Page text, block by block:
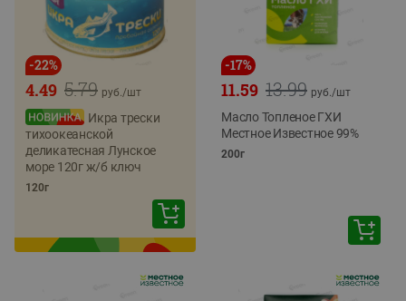
-22%
5.79
4.49 руб./шт
Икра трески
тихоокеанской
деликатесная Лунское
море 120г ж/б ключ
120г
-17%
13.99
11.59 руб./шт
Масло Топленое ГХИ
Местное Известное 99%
200г